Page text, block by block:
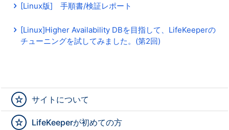
サイトについて
LifeKeeperが初めての方
[Linux版] 手順書/検証レポート
[Linux]Higher Availability DBを目指して、LifeKeeperの
チューニングを試してみました。(第2回)